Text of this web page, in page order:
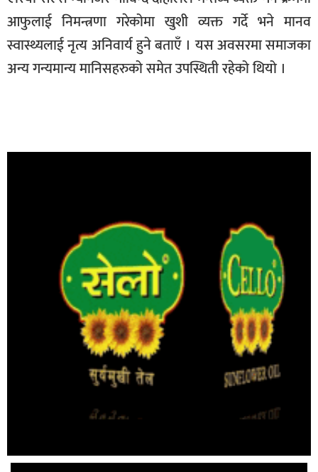
आफुलाई निमन्त्रणा गरेकोमा खुशी व्यक्त गर्दे भने मानव
स्वास्थ्यलाई नृत्य अनिवार्य हुने बताएँ । यस अवसरमा समाजका
अन्य गन्यमान्य मानिसहरुको समेत उपस्थिती रहेको थियो ।